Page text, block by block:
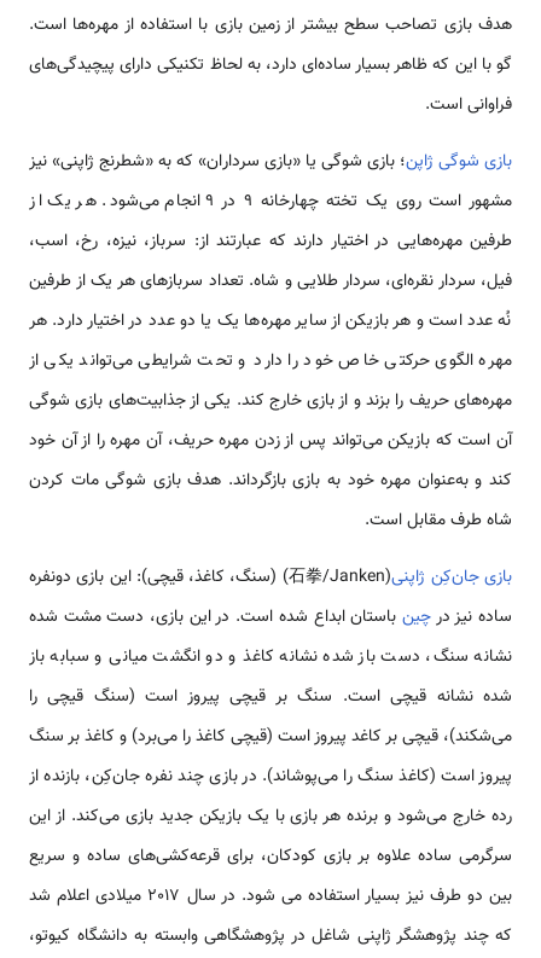
هدف بازی تصاحب سطح بیشتر از زمین بازی با استفاده از مهره‌ها است.
گو با این که ظاهر بسیار ساده‌ای دارد، به لحاظ تکنیکی دارای پیچیدگی‌های
فراوانی است.
بازی شوگی ژاپن؛ بازی شوگی یا «بازی سرداران» که به «شطرنج ژاپنی» نیز
مشهور است روی یک تخته چهارخانه 9 در 9 انجام می‌شود. هر یک از
طرفین مهره‌هایی در اختیار دارند که عبارتند از: سرباز، نیزه، رخ، اسب،
فیل، سردار نقره‌ای، سردار طلایی و شاه. تعداد سربازهای هر یک از طرفین
نُه عدد است و هر بازیکن از سایر مهره‌ها یک یا دو عدد در اختیار دارد. هر
مهره الگوی حرکتی خاص خود را دارد و تحت شرایطی می‌تواند یکی از
مهره‌های حریف را بزند و از بازی خارج کند. یکی از جذابیت‌های بازی شوگی
آن است که بازیکن می‌تواند پس از زدن مهره حریف، آن مهره را از آن خود
کند و به‌عنوان مهره خود به بازی بازگرداند. هدف بازی شوگی مات کردن
شاه طرف مقابل است.
بازی جان‌کِن ژاپنی
(石拳/Janken) (سنگ، کاغذ، قیچی): این بازی دونفره
ساده نیز درچین باستان ابداع شده است. در این بازی، دست مشت شده
نشانه سنگ، دست باز شده نشانه کاغذ و دو انگشت میانی و سبابه باز
شده نشانه قیچی است. سنگ بر قیچی پیروز است (سنگ قیچی را
می‌شکند)، قیچی بر کاغد پیروز است (قیچی کاغذ را می‌برد) و کاغذ بر سنگ
پیروز است (کاغذ سنگ را می‌پوشاند). در بازی چند نفره جان‌کِن، بازنده از
رده خارج می‌شود و برنده هر بازی با یک بازیکن جدید بازی می‌کند. از این
سرگرمی ساده علاوه بر بازی کودکان، برای قرعه‌کشی‌های ساده و سریع
بین دو طرف نیز بسیار استفاده می شود. در سال 2017 میلادی اعلام شد
که چند پژوهشگر ژاپنی شاغل در پژوهشگاهی وابسته به دانشگاه کیوتو،